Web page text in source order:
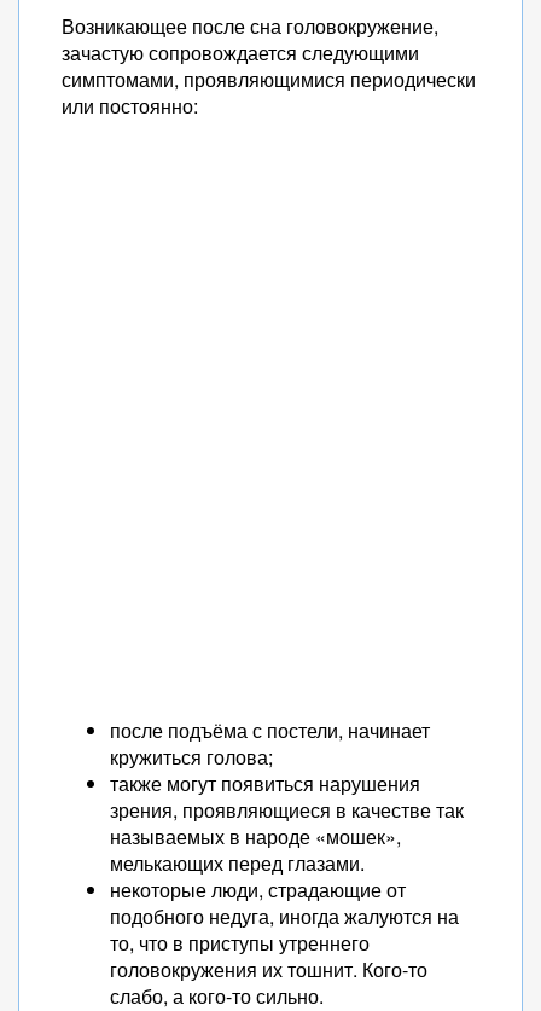
Возникающее после сна головокружение,
зачастую сопровождается следующими
симптомами, проявляющимися периодически
или постоянно:
после подъёма с постели, начинает
кружиться голова;
также могут появиться нарушения
зрения, проявляющиеся в качестве так
называемых в народе «мошек»,
мелькающих перед глазами.
некоторые люди, страдающие от
подобного недуга, иногда жалуются на
то, что в приступы утреннего
головокружения их тошнит. Кого-то
слабо, а кого-то сильно.